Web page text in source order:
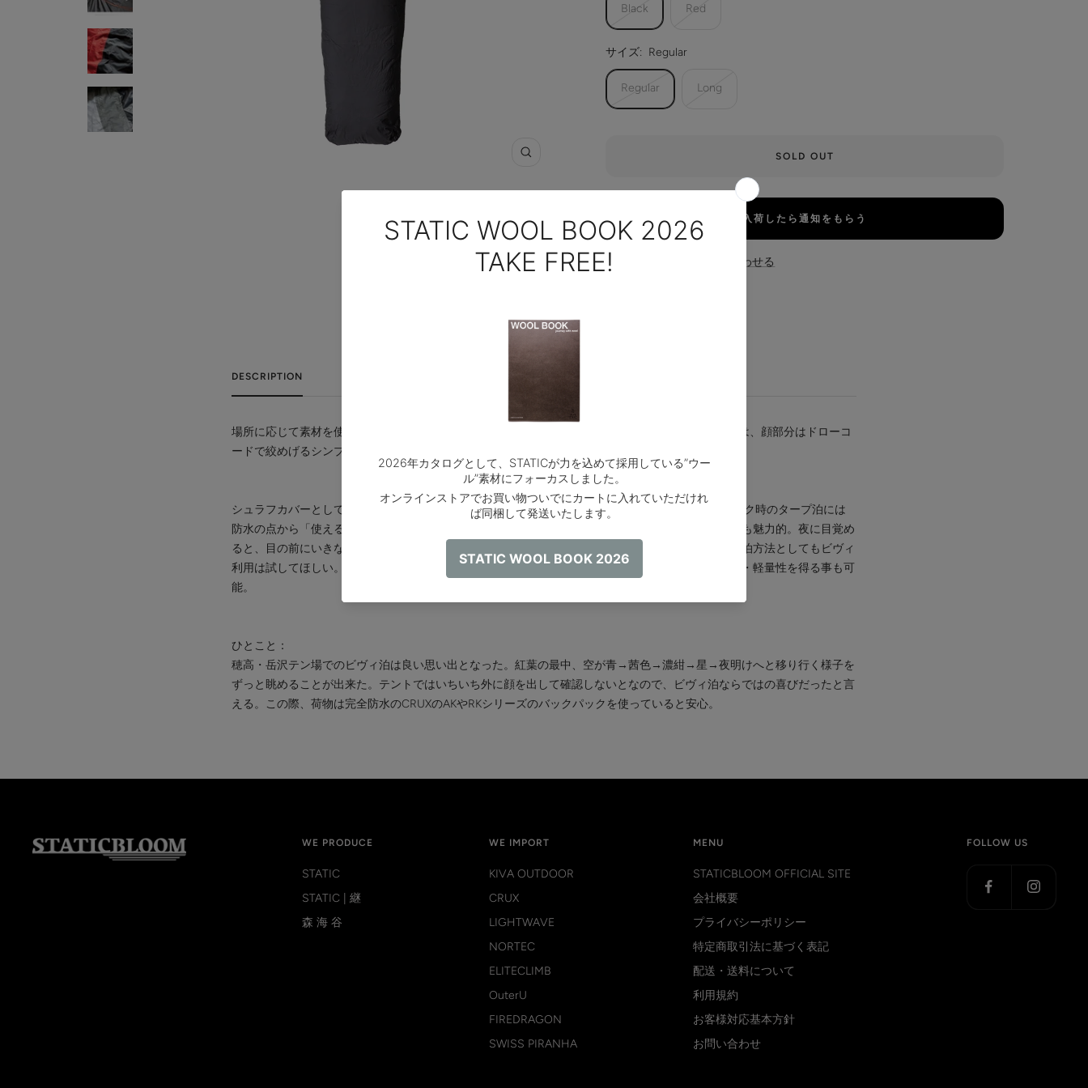
Zoom
Black Red
サイズ: Regular
Regular Long
SOLD OUT
入荷したら通知をもらう
> この商品について問い合わせる
DESCRIPTION
場所に応じて素材を使い分ける非常に理に適った、しかも凝った作りを実現しているビヴィ。Scoutは、顔部分はドローコ
ードで絞めげるシンプルなタイプ。
シュラフカバーとして、または単体利用としても利用価値は大きい。軽量化の観点から、沢やULハイク時のタープ泊には
防水の点から「使える」アイテムとなる。また、好天が望まれる場合には、このビヴィのみでの宿泊も魅力的。夜に目覚め
ると、目の前にいきなり星空が飛び込んでくることも期待でき、自然との一体感を得ることが出来宿泊方法としてもビヴィ
利用は試してほしい。夏の登山では、シーツとビヴィの組み合わせで寝る事で、防風・保温・快適性・軽量性を得る事も可
能。
ひとこと：
穂高・岳沢テン場でのビヴィ泊は良い思い出となった。紅葉の最中、空が青→茜色→濃紺→星→夜明けへと移り行く様子を
ずっと眺めることが出来た。テントではいちいち外に顔を出して確認しないとなので、ビヴィ泊ならではの喜びだったと言
える。この際、荷物は完全防水のCRUXのAKやRKシリーズのバックパックを使っていると安心。
WE PRODUCE
STATIC
STATIC | 継
森 海 谷
WE IMPORT
KIVA OUTDOOR
CRUX
LIGHTWAVE
NORTEC
ELITECLIMB
OuterU
FIREDRAGON
SWISS PIRANHA
MENU
STATICBLOOM OFFICIAL SITE
会社概要
プライバシーポリシー
特定商取引法に基づく表記
配送・送料について
利用規約
お客様対応基本方針
お問い合わせ
FOLLOW US